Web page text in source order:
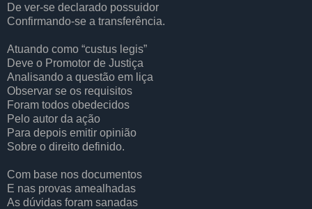
De ver-se declarado possuidor
Confirmando-se a transferência.
Atuando como “custus legis”
Deve o Promotor de Justiça
Analisando a questão em liça
Observar se os requisitos
Foram todos obedecidos
Pelo autor da ação
Para depois emitir opinião
Sobre o direito definido.
Com base nos documentos
E nas provas amealhadas
As dúvidas foram sanadas